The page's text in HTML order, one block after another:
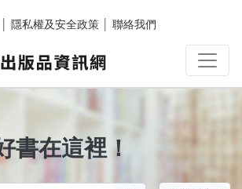
隱私權及安全政策 聯絡我們
書在這裡！